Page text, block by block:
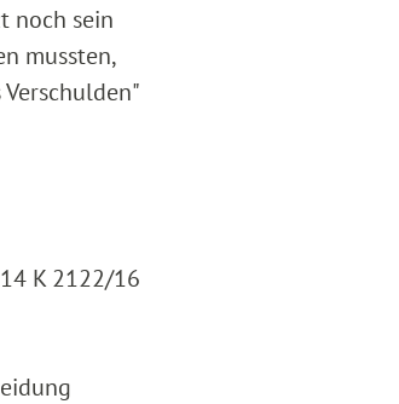
noch sein
mussten,
K 2122/16